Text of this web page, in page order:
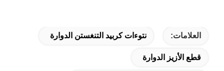
العلامات: نتوءات كربيد التنغستن الدوارة
قطع الأزيز الدوارة